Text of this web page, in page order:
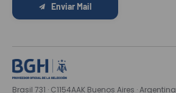
Enviar Mail
Brasil 731 · C1154AAK Buenos Aires · Argentina